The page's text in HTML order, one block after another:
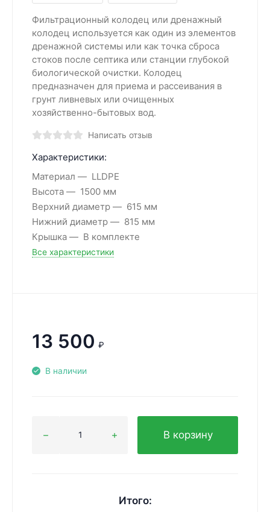
Фильтрационный колодец или дренажный
колодец используется как один из элементов
дренажной системы или как точка сброса
стоков после септика или станции глубокой
биологической очистки. Колодец
предназначен для приема и рассеивания в
грунт ливневых или очищенных
хозяйственно-бытовых вод.
Написать отзыв
Характеристики:
Материал
LLDPE
Высота
1500 мм
Верхний диаметр
615 мм
Нижний диаметр
815 мм
Крышка
В комплекте
Все характеристики
13 500 ₽
В наличии
В корзину
Итого: